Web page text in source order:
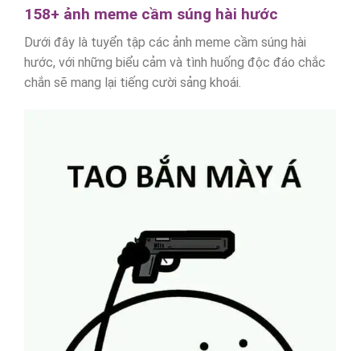
158+ ảnh meme cầm súng hài hước
Dưới đây là tuyển tập các ảnh meme cầm súng hài
hước, với những biểu cảm và tình huống độc đáo chắc
chắn sẽ mang lại tiếng cười sảng khoái.